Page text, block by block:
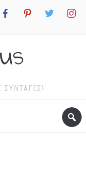
facebook pinterest twitter
ΣΥΝΤΑΓΈΣ!